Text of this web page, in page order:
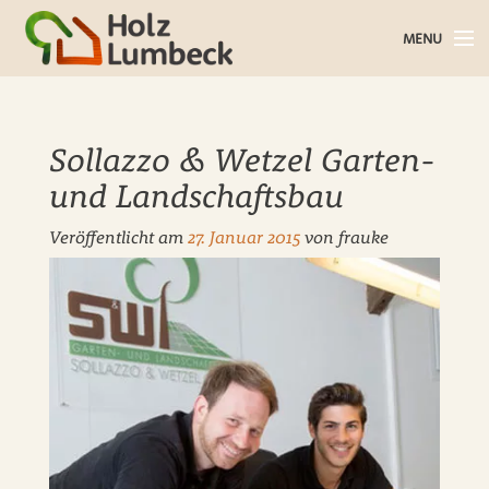
MENU
Holz im Garten
Bauholz
Service
Über uns
Sollazzo & Wetzel Garten-
und Landschaftsbau
Veröffentlicht am 27. Januar 2015 von frauke